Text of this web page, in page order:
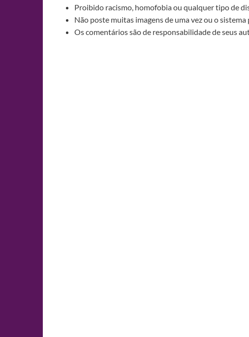
Proibido racismo, homofobia ou qualquer tipo de
Não poste muitas imagens de uma vez ou o
Os comentários são de responsabilidade de seus